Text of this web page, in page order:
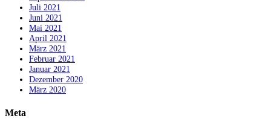
Juli 2021
Juni 2021
Mai 2021
April 2021
März 2021
Februar 2021
Januar 2021
Dezember 2020
März 2020
Meta